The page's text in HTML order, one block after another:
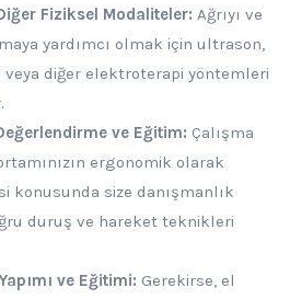
Fiziksel Modaliteler: Ağrıyı ve
yardımcı olmak için ultrason,
veya diğer elektroterapi yöntemleri
ve Eğitim: Çalışma
ergonomik olarak
konusunda size danışmanlık
duruş ve hareket teknikleri
ve Eğitimi: Gerekirse, el